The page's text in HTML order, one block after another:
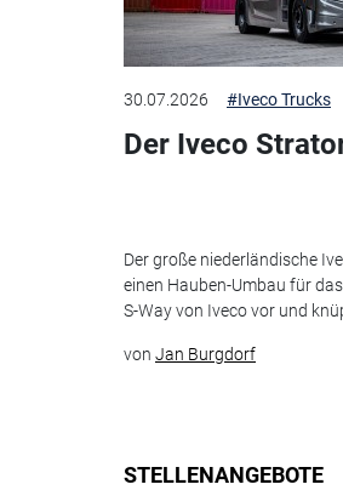
30.07.2026 #Iveco Trucks
Der Iveco
Der große niederländische
einen Hauben-Umbau für
S-Way von Iveco vor und
von Jan Burgdorf
STELLENANGEBOTE